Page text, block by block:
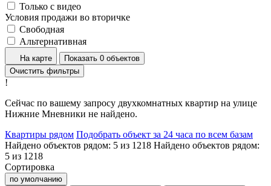
Только с видео
Условия продажи во вторичке
Свободная
Альтернативная
На карте
Показать 0 объектов
Очистить фильтры
!
Сейчас по вашему запросу двухкомнатных квартир на улице
Нижние Мневники не найдено.
Квартиры рядом Подобрать объект за 24 часа по всем базам
Найдено объектов рядом: 5 из 1218 Найдено объектов рядом:
5 из 1218
Сортировка
по умолчанию